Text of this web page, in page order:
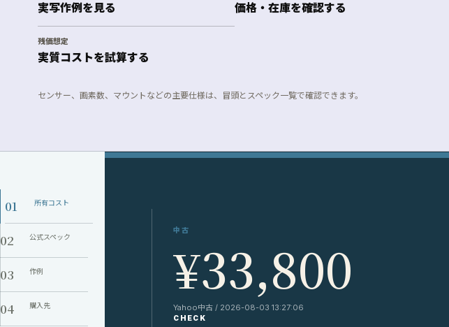
実写作例を見る 価格・在庫を確認する
残価想定
実質コストを試算する
センサー、画素数、マウントなどの主要仕様は、冒頭とスペック一覧で確認できます。
01 所有コスト
02 公式スペック
03 作例
04 購入先
中古
¥33,800
Yahoo中古 / 2026-08-03 13:27:06
CHECK